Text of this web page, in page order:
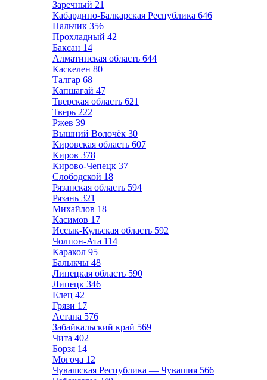
Заречный 21
Кабардино-Балкарская Республика 646
Нальчик 356
Прохладный 42
Баксан 14
Алматинская область 644
Каскелен 80
Талгар 68
Капшагай 47
Тверская область 621
Тверь 222
Ржев 39
Вышний Волочёк 30
Кировская область 607
Киров 378
Кирово-Чепецк 37
Слободской 18
Рязанская область 594
Рязань 321
Михайлов 18
Касимов 17
Иссык-Кульская область 592
Чолпон-Ата 114
Каракол 95
Балыкчы 48
Липецкая область 590
Липецк 346
Елец 42
Грязи 17
Астана 576
Забайкальский край 569
Чита 402
Борзя 14
Могоча 12
Чувашская Республика — Чувашия 566